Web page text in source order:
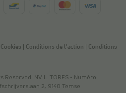
Cookies Conditions de l'action
Conditions
NV L. TORFS - Numéro
2, 9140 Temse